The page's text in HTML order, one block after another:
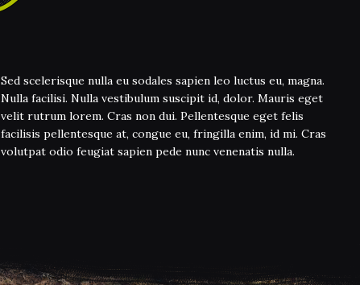
Sed scelerisque nulla eu sodales sapien leo luctus eu, magna.
Nulla facilisi. Nulla vestibulum suscipit id, dolor. Mauris eget
velit rutrum lorem. Cras non dui. Pellentesque eget felis
facilisis pellentesque at, congue eu, fringilla enim, id mi. Cras
volutpat odio feugiat sapien pede nunc venenatis nulla.